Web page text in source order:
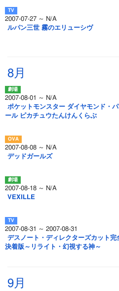
2007-07-27 ～ N/A
ルパン三世 霧のエリューシヴ
8月
2007-08-01 ～ N/A
ポケットモンスター ダイヤモンド・パ
ール ピカチュウたんけんくらぶ
2007-08-08 ～ N/A
デッドガールズ
2007-08-18 ～ N/A
VEXILLE
2007-08-31 ～ 2007-08-31
デスノート・ディレクターズカット完
決着版～リライト・幻視する神～
9月